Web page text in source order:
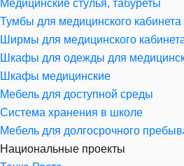
Медицинские стулья, табуреты
Тумбы для медицинского кабинета
Ширмы для медицинского
Шкафы для одежды для
Шкафы медицинские
Мебель для доступной среды
Система хранения в школе
Мебель для долгосрочного
Национальные проекты